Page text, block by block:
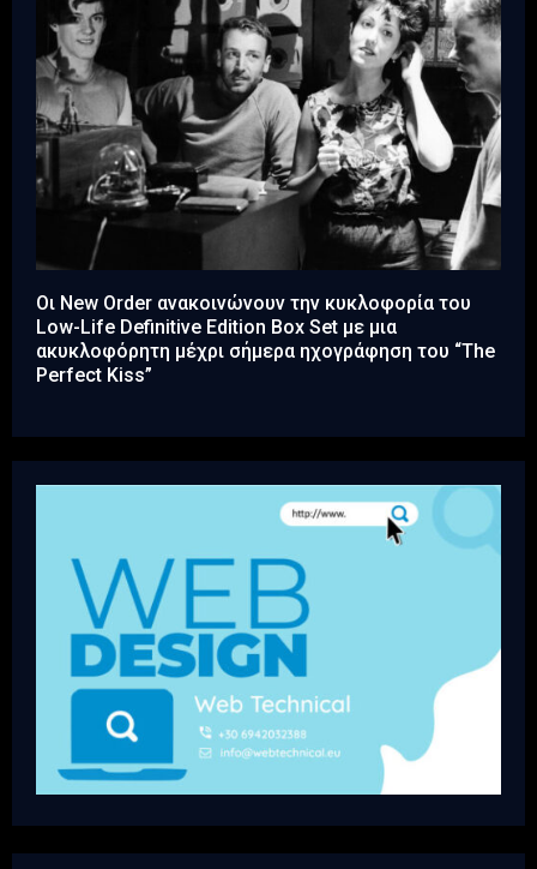
Οι New Order ανακοινώνουν την κυκλοφορία του
Low-Life Definitive Edition Box Set με μια
ακυκλοφόρητη μέχρι σήμερα ηχογράφηση του “The
Perfect Kiss”